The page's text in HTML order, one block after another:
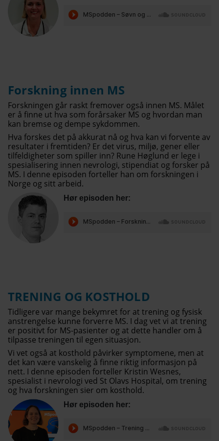
Forskning innen MS
Forskningen går raskt fremover også innen MS. Målet
er å finne ut hva som forårsaker MS og hvordan man
kan bremse og dempe sykdommen.
Hva forskes det på akkurat nå og hva kan vi forvente av
resultater i fremtiden? Er det virus, miljø, gener eller
tilfeldigheter som spiller inn? Rune Høglund er lege i
spesialisering innen nevrologi, stipendiat og forsker på
MS. I denne episoden forteller han om forskningen i
Norge og sitt arbeid.
Hør episoden her:
TRENING OG KOSTHOLD
Tidligere var mange bekymret for at trening og fysisk
anstrengelse kunne forverre MS. I dag vet vi at trening
er positivt for MS-pasienter og at dette handler om å
tilpasse treningen til egen situasjon.
Vi vet også at kosthold påvirker symptomene, men at
det kan være vanskelig å finne riktig informasjon på
nett. I denne episoden forteller Kristin Wesnes,
spesialist i nevrologi ved St Olavs Hospital, om trening
og hva forskningen sier om kosthold.
Hør episoden her: